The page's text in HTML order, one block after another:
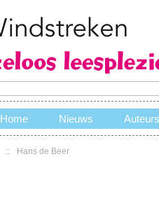
:: Hans de Beer
Home Nieuws Auteurs